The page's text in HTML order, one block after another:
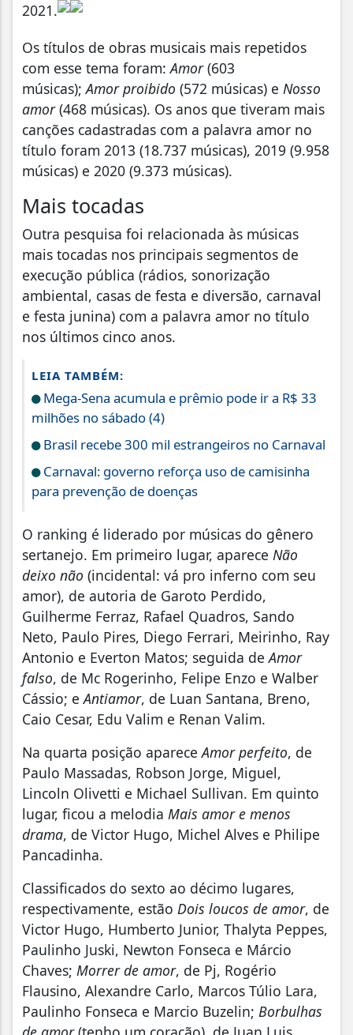
2021.
Os títulos de obras musicais mais repetidos
com esse tema foram:Amor(603
músicas);Amor proibido (572 músicas) e Nosso
amor(468 músicas). Os anos que tiveram mais
canções cadastradas com a palavra amor no
título foram 2013 (18.737 músicas), 2019 (9.958
músicas) e 2020 (9.373 músicas).
Mais tocadas
Outra pesquisa foi relacionada às músicas
mais tocadas nos principais segmentos de
execução pública (rádios, sonorização
ambiental, casas de festa e diversão, carnaval
e festa junina) com a palavra amor no título
nos últimos cinco anos.
LEIA TAMBÉM:
Mega-Sena acumula e prêmio pode ir a R$ 33
milhões no sábado (4)
Brasil recebe 300 mil estrangeiros no Carnaval
Carnaval: governo reforça uso de camisinha
para prevenção de doenças
O ranking é liderado por músicas do gênero
sertanejo. Em primeiro lugar, aparece Não
deixo não (incidental: vá pro inferno com seu
amor), de autoria de Garoto Perdido,
Guilherme Ferraz, Rafael Quadros, Sando
Neto, Paulo Pires, Diego Ferrari, Meirinho, Ray
Antonio e Everton Matos; seguida de Amor
falso, de Mc Rogerinho, Felipe Enzo e Walber
Cássio; eAntiamor, de Luan Santana, Breno,
Caio Cesar, Edu Valim e Renan Valim.
Na quarta posição aparece Amor perfeito, de
Paulo Massadas, Robson Jorge, Miguel,
Lincoln Olivetti e Michael Sullivan. Em quinto
lugar, ficou a melodia Mais amor e menos
drama, de Victor Hugo, Michel Alves e Philipe
Pancadinha.
Classificados do sexto ao décimo lugares,
respectivamente, estão Dois loucos de amor, de
Victor Hugo, Humberto Junior, Thalyta Peppes,
Paulinho Juski, Newton Fonseca e Márcio
Chaves; Morrer de amor, de Pj, Rogério
Flausino, Alexandre Carlo, Marcos Túlio Lara,
Paulinho Fonseca e Marcio Buzelin; Borbulhas